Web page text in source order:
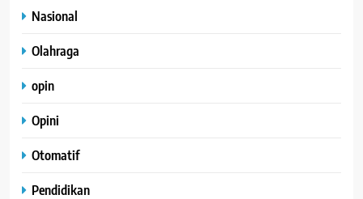
Nasional
Olahraga
opin
Opini
Otomatif
Pendidikan